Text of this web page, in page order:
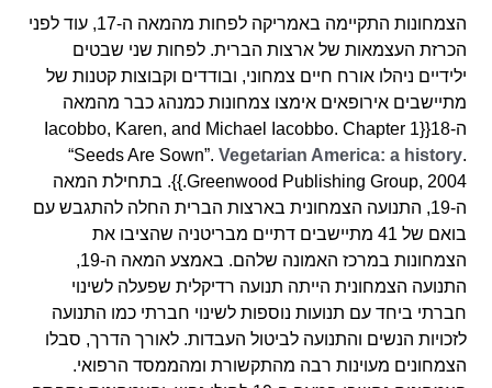
הצמחונות התקיימה באמריקה לפחות מהמאה ה-17, עוד לפני
הכרזת העצמאות של ארצות הברית. לפחות שני שבטים
ילידיים ניהלו אורח חיים צמחוני, ובודדים וקבוצות קטנות של
מתיישבים אירופאים אימצו צמחונות כמנהג כבר מהמאה
ה-18{{Iacobbo, Karen, and Michael Iacobbo. Chapter 1
“Seeds Are Sown”. Vegetarian America: a history.
Greenwood Publishing Group, 2004.}}. בתחילת המאה
ה-19, התנועה הצמחונית בארצות הברית החלה להתגבש עם
בואם של 41 מתיישבים דתיים מבריטניה שהציבו את
הצמחונות במרכז האמונה שלהם. באמצע המאה ה-19,
התנועה הצמחונית הייתה תנועה רדיקלית שפעלה לשינוי
חברתי ביחד עם תנועות נוספות לשינוי חברתי כמו התנועה
לזכויות הנשים והתנועה לביטול העבדות. לאורך הדרך, סבלו
הצמחונים מעוינות רבה מהתקשורת ומהממסד הרפואי.